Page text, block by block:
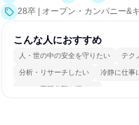
28卒 | オープン・カンパニー&
こんな人におすすめ
人・世の中の安全を守りたい テク
分析・リサーチしたい 冷静に仕事
一つの専門分野を極める